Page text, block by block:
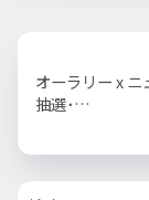
オーラリー x
抽選･…